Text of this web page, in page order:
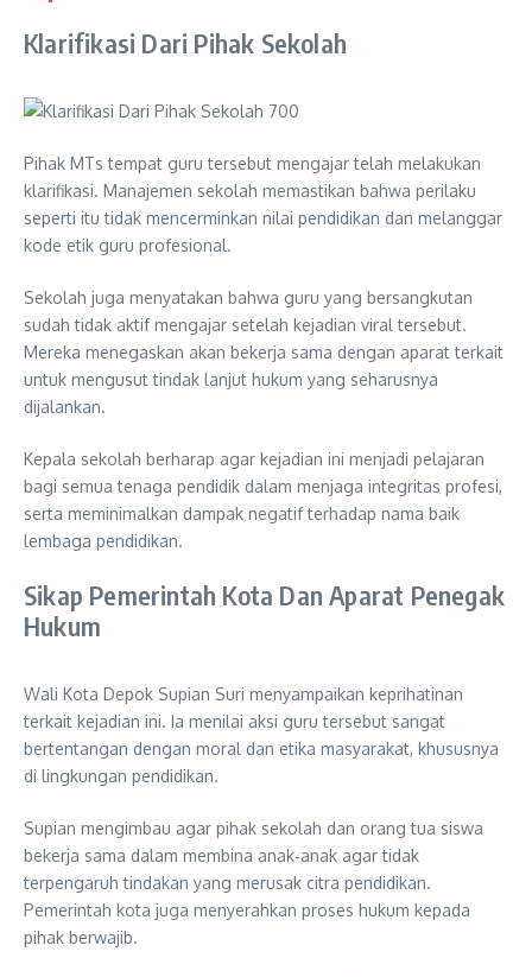
Klarifikasi Dari Pihak Sekolah
Pihak MTs tempat guru tersebut mengajar telah melakukan
klarifikasi. Manajemen sekolah memastikan bahwa perilaku
seperti itu tidak mencerminkan nilai pendidikan dan melanggar
kode etik guru profesional.
Sekolah juga menyatakan bahwa guru yang bersangkutan
sudah tidak aktif mengajar setelah kejadian viral tersebut.
Mereka menegaskan akan bekerja sama dengan aparat terkait
untuk mengusut tindak lanjut hukum yang seharusnya
dijalankan.
Kepala sekolah berharap agar kejadian ini menjadi pelajaran
bagi semua tenaga pendidik dalam menjaga integritas profesi,
serta meminimalkan dampak negatif terhadap nama baik
lembaga pendidikan.
Sikap Pemerintah Kota Dan Aparat Penegak
Hukum
Wali Kota Depok Supian Suri menyampaikan keprihatinan
terkait kejadian ini. Ia menilai aksi guru tersebut sangat
bertentangan dengan moral dan etika masyarakat, khususnya
di lingkungan pendidikan.
Supian mengimbau agar pihak sekolah dan orang tua siswa
bekerja sama dalam membina anak‑anak agar tidak
terpengaruh tindakan yang merusak citra pendidikan.
Pemerintah kota juga menyerahkan proses hukum kepada
pihak berwajib.